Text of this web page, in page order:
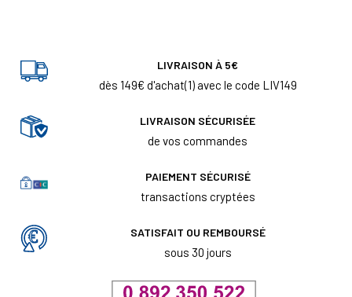
LIVRAISON À 5€
dès 149€ d'achat(1) avec le code LIV149
LIVRAISON SÉCURISÉE
de vos commandes
PAIEMENT SÉCURISÉ
transactions cryptées
SATISFAIT OU REMBOURSÉ
sous 30 jours